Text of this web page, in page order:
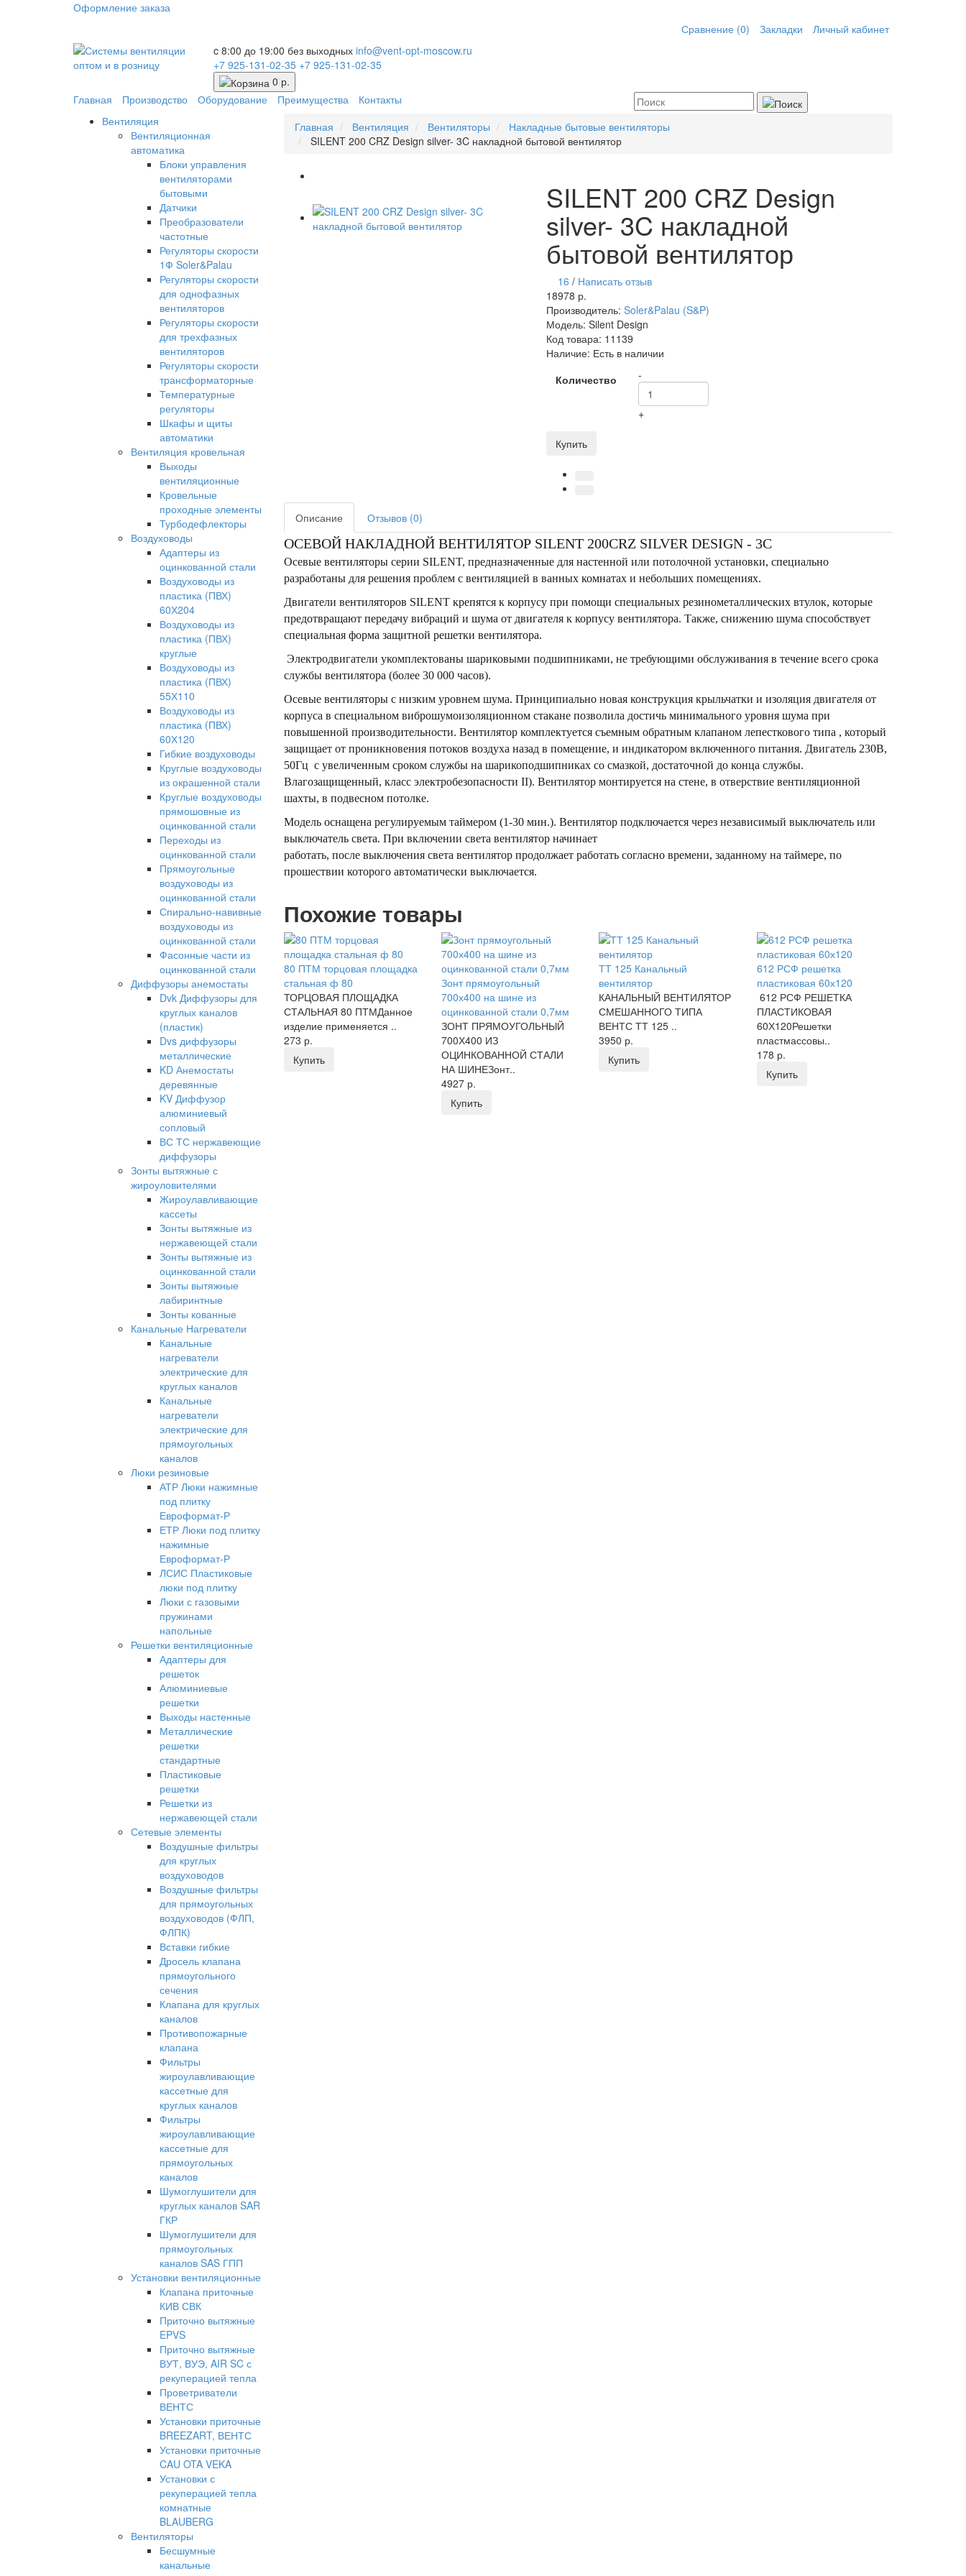
Оформление заказа
Сравнение (0)
Закладки
Личный кабинет
c 8:00 до 19:00 без выходных info@vent-opt-moscow.ru
+7 925-131-02-35 +7 925-131-02-35
0 р.
Главная
Производство Оборудование Преимущества
Контакты
Вентиляция
Вентиляционная
автоматика
Блоки управления
вентиляторами
бытовыми
Датчики
Преобразователи
частотные
Регуляторы скорости
1Ф Soler&Palau
Регуляторы скорости
для однофазных
вентиляторов
Регуляторы скорости
для трехфазных
вентиляторов
Регуляторы скорости
трансформаторные
Температурные
регуляторы
Шкафы и щиты
автоматики
Вентиляция кровельная
Выходы
вентиляционные
Кровельные
проходные элементы
Турбодефлекторы
Воздуховоды
Адаптеры из
оцинкованной стали
Воздуховоды из
пластика (ПВХ)
60Х204
Воздуховоды из
пластика (ПВХ)
круглые
Воздуховоды из
пластика (ПВХ)
55Х110
Воздуховоды из
пластика (ПВХ)
60Х120
Гибкие воздуховоды
Круглые воздуховоды
из окрашенной стали
Круглые воздуховоды
прямошовные из
оцинкованной стали
Переходы из
оцинкованной стали
Прямоугольные
воздуховоды из
оцинкованной стали
Спирально-навивные
воздуховоды из
оцинкованной стали
Фасонные части из
оцинкованной стали
Диффузоры анемостаты
Dvk Диффузоры для
круглых каналов
(пластик)
Dvs диффузоры
металлические
KD Анемостаты
деревянные
KV Диффузор
алюминиевый
сопловый
ВС ТС нержавеющие
диффузоры
Зонты вытяжные с
жироуловителями
Жироулавливающие
кассеты
Зонты вытяжные из
нержавеющей стали
Зонты вытяжные из
оцинкованной стали
Зонты вытяжные
лабиринтные
Зонты кованные
Канальные Нагреватели
Канальные
нагреватели
электрические для
круглых каналов
Канальные
нагреватели
электрические для
прямоугольных
каналов
Люки резиновые
АТР Люки нажимные
под плитку
Евроформат-Р
ЕТР Люки под плитку
нажимные
Евроформат-Р
ЛСИС Пластиковые
люки под плитку
Люки с газовыми
пружинами
напольные
Решетки вентиляционные
Адаптеры для
решеток
Алюминиевые
решетки
Выходы настенные
Металлические
решетки
стандартные
Пластиковые
решетки
Решетки из
нержавеющей стали
Сетевые элементы
Воздушные фильтры
для круглых
воздуховодов
Воздушные фильтры
для прямоугольных
воздуховодов (ФЛП,
ФЛПК)
Вставки гибкие
Дросель клапана
прямоугольного
сечения
Клапана для круглых
каналов
Противопожарные
клапана
Фильтры
жироулавливающие
кассетные для
круглых каналов
Фильтры
жироулавливающие
кассетные для
прямоугольных
каналов
Шумоглушители для
круглых каналов SAR
ГКР
Шумоглушители для
прямоугольных
каналов SAS ГПП
Установки вентиляционные
Клапана приточные
КИВ СВК
Приточно вытяжные
EPVS
Приточно вытяжные
ВУТ, ВУЭ, AIR SC с
рекуперацией тепла
Проветриватели
ВЕНТС
Установки приточные
BREEZART, ВЕНТС
Установки приточные
CAU OTA VEKA
Установки с
рекуперацией тепла
комнатные
BLAUBERG
Вентиляторы
Бесшумные
канальные
Главная Вентиляция Вентиляторы
Накладные бытовые вентиляторы
SILENT 200 CRZ Design silver- 3C накладной бытовой вентилятор
SILENT 200 CRZ Design
silver- 3C накладной
бытовой вентилятор
16 / Написать отзыв
18978 р.
Производитель:Soler&Palau (S&P)
Модель:Silent Design
Код товара: 11139
Наличие: Есть в наличии
Количество
-
+
Купить
Описание Отзывов (0)
ОСЕВОЙ НАКЛАДНОЙ ВЕНТИЛЯТОР SILENT 200CRZ SILVER DESIGN - 3C
Осевые вентиляторы серии SILENT, предназначенные для настенной или потолочной установки, специально
разработаны для решения проблем с вентиляцией в ванных комнатах и небольших помещениях.
Двигатели вентиляторов SILENT крепятся к корпусу при помощи специальных резинометаллических втулок, которые
предотвращают передачу вибраций и шума от двигателя к корпусу вентилятора. Также, снижению шума способствует
специальная форма защитной решетки вентилятора.
Электродвигатели укомплектованы шариковыми подшипниками, не требующими обслуживания в течение всего срока
службы вентилятора (более 30 000 часов).
Осевые вентиляторы с низким уровнем шума. Принципиально новая конструкция крыльчатки и изоляция двигателя от
корпуса в специальном виброшумоизоляционном стакане позволила достичь минимального уровня шума при
повышенной производительности. Вентилятор комплектуется съемным обратным клапаном лепесткового типа , который
защищает от проникновения потоков воздуха назад в помещение, и индикатором включенного питания. Двигатель 230В,
50Гц с увеличенным сроком службы на шарикоподшипниках со смазкой, достаточной до конца службы.
Влагозащищенный, класс электробезопасности II). Вентилятор монтируется на стене, в отверствие вентиляционной
шахты, в подвесном потолке.
Модель оснащена регулируемым таймером (1-30 мин.). Вентилятор подключается через независимый выключатель или
выключатель света. При включении света вентилятор начинает
работать, после выключения света вентилятор продолжает работать согласно времени, заданному на таймере, по
прошествии которого автоматически выключается.
Похожие товары
80 ПТМ торцовая площадка
стальная ф 80
ТОРЦОВАЯ ПЛОЩАДКА
СТАЛЬНАЯ 80 ПТМДанное
изделие применяется ..
273 р.
Купить
Зонт прямоугольный
700х400 на шине из
оцинкованной стали 0,7мм
ЗОНТ ПРЯМОУГОЛЬНЫЙ
700Х400 ИЗ
ОЦИНКОВАННОЙ СТАЛИ
НА ШИНЕЗонт..
4927 р.
Купить
ТТ 125 Канальный
вентилятор
КАНАЛЬНЫЙ ВЕНТИЛЯТОР
СМЕШАННОГО ТИПА
ВЕНТС ТТ 125 ..
3950 р.
Купить
612 РСФ решетка
пластиковая 60х120
612 РСФ РЕШЕТКА
ПЛАСТИКОВАЯ
60Х120Решетки
пластмассовы..
178 р.
Купить